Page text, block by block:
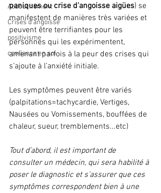
Accouchement
Crises d'angoisse
positivisme
confiance en soi
paniques ou crise d'angoisse aigües) se
manifestent de manières très variées et
peuvent être terrifiantes pour les
personnes qui les expérimentent,
amenant parfois à la peur des crises qui
s’ajoute à l’anxiété initiale.
Les symptômes peuvent être variés
(palpitations=tachycardie, Vertiges,
Nausées ou Vomissements, bouffées de
chaleur, sueur, tremblements...etc)
Tout d’abord, il est important de
consulter un médecin, qui sera habilité à
poser le diagnostic et s’assurer que ces
symptômes correspondent bien à une